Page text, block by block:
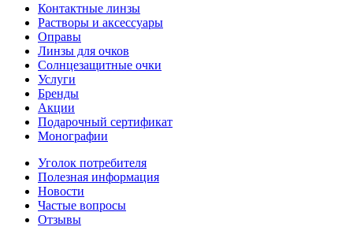
Контактные линзы
Растворы и аксессуары
Оправы
Линзы для очков
Солнцезащитные очки
Услуги
Бренды
Акции
Подарочный сертификат
Монографии
Уголок потребителя
Полезная информация
Новости
Частые вопросы
Отзывы